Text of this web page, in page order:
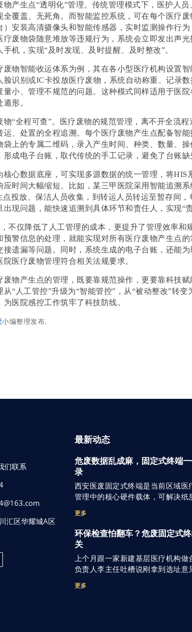
物产生点“透明化”管理。传统管理模式下，医护人员
全覆盖、无死角。而智能监控系统，可在每个医疗
）安装高清摄像头和智能传感器，实时监测操作行
疗废物袋随意堆放等违规行为，系统会立即发出声
机，实现“及时发现、及时提醒、及时整改”。
废物智能收运体系为例，其在各小型医疗机构设置
脸识别或IC卡投放医疗废物，系统自动称重、记录
量小、管理不规范的问题。这种模式同样适用于医
形。
物“全程可查”。医疗废物的规范管理，离不开全流
运、处置的全程追溯。每个医疗废物产生点配备智
袋上的专属二维码，录入产生时间、种类、数量、
形成电子台账，取代传统的手工记录，避免了台账缺
核心数据底座，可实现多源数据的统一管理，将HIS
应时间大幅缩短。比如，某三甲医院采用智能追溯
点投放、保洁人员收集，到转运人员转运至暂存间
现问题，能快速追溯到具体环节和责任人，实现“
不仅降低了人工管理的成本，更提升了管理效率和
预警信息的处理，就能实现对所有医疗废物产生点
接遗漏等问题。同时，系统生成的电子台账，还能
医疗废物管理符合相关法规要求。
废物产生点的管理，既要靠规范操作，更要靠科技
“人工管控”升级为“智能管控”，从“被动整改”转变
医院感控工作筑牢了科技防线。
小编整理发布
们联系
汇区华耀城A区
最新动态
危废数据乱成麻，固定式终端
录
西安医废固定式终端是当前区域医
管理中的核心硬件载体，可解决纸
更多
环保检查怕翻车？危废固定式
关
上个月跟一家新建基层医疗机构做
负责人李主任吐槽说刚拿到选址意
更多